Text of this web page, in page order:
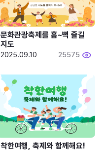
문화관광축제를 흠~뻑 즐길
지도
2025.09.10 25575
착한여행, 축제와 함께해요!